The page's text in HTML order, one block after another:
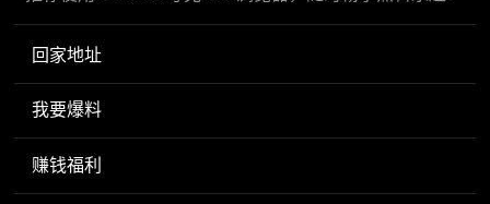
回家地址
我要爆料
赚钱福利